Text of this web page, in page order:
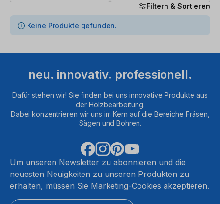
Filtern & Sortieren
0 Artikel gefunden
Keine Produkte gefunden.
neu. innovativ. professionell.
Dafür stehen wir! Sie finden bei uns innovative Produkte aus
der Holzbearbeitung.
Dabei konzentrieren wir uns im Kern auf die Bereiche Fräsen,
Sägen und Bohren.
Um unseren Newsletter zu abonnieren und die
neuesten Neuigkeiten zu unseren Produkten zu
erhalten, müssen Sie Marketing-Cookies akzeptieren.